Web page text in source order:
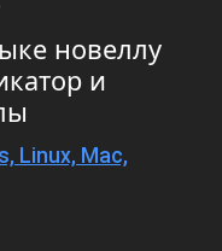
новеллу
и
Linux, Mac,